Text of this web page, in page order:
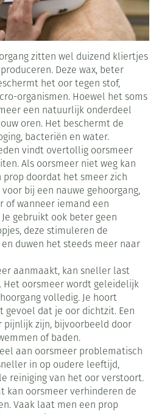
zitten wel duizend kliertjes
Deze wax, beter
het oor tegen stof,
organismen. Hoewel het soms
een natuurlijk onderdeel
oren. Het beschermt de
bacteriën en water.
vindt overtollig oorsmeer
Als oorsmeer niet weg kan
doordat het smeer zich
bij een nauwe gehoorgang,
of wanneer iemand een
gebruikt ook beter geen
deze stimuleren de
duwen het steeds meer naar
aanmaakt, kan sneller last
Het oorsmeer wordt geleidelijk
volledig. Je hoort
gevoel dat je oor dichtzit. Een
pijnlijk zijn, bijvoorbeeld door
of baden.
aan oorsmeer problematisch
in op oudere leeftijd,
reiniging van het oor verstoort.
kan oorsmeer verhinderen de
Vaak laat men een prop